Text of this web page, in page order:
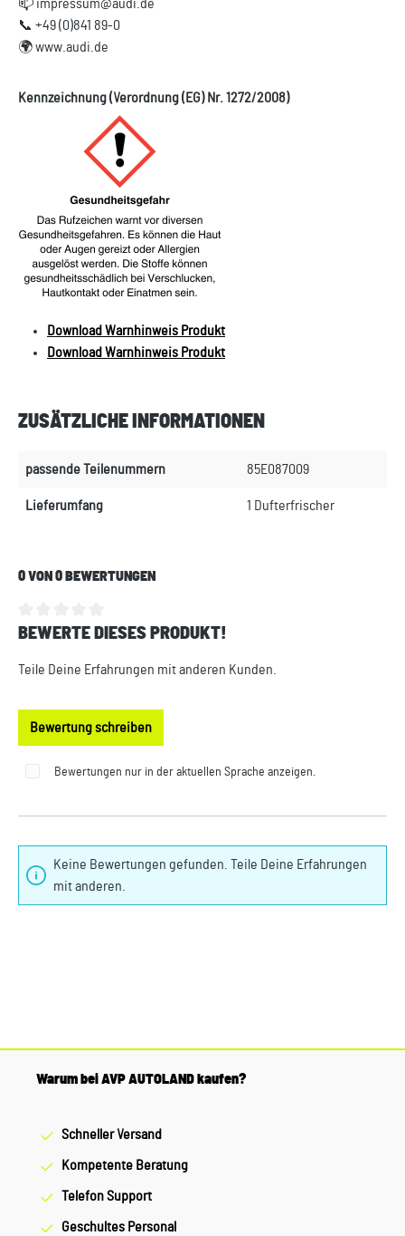
📫 impressum@audi.de
📞 +49 (0)841 89-0
🌍 www.audi.de
Kennzeichnung (Verordnung (EG) Nr. 1272/2008)
Download Warnhinweis Produkt
Download Warnhinweis Produkt
ZUSÄTZLICHE INFORMATIONEN
passende Teilenummern 85E087009
Lieferumfang 1 Dufterfrischer
0 VON 0 BEWERTUNGEN
Durchschnittliche Bewertung von 0 von 5 Sternen
BEWERTE DIESES PRODUKT!
Teile Deine Erfahrungen mit anderen Kunden.
Bewertung schreiben
Bewertungen nur in der aktuellen Sprache anzeigen.
Keine Bewertungen gefunden. Teile Deine Erfahrungen
mit anderen.
Warum bei AVP AUTOLAND kaufen?
Schneller Versand
Kompetente Beratung
Telefon Support
Geschultes Personal